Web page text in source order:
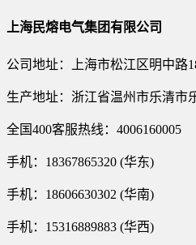
上海民熔电气集团有限公司
公司地址：上海市松江区明中路
生产地址：浙江省温州市乐清市
全国400客服热线：4006160005
手机：18367865320 (华东)
手机：18606630302 (华南)
手机：15316889883 (华西)